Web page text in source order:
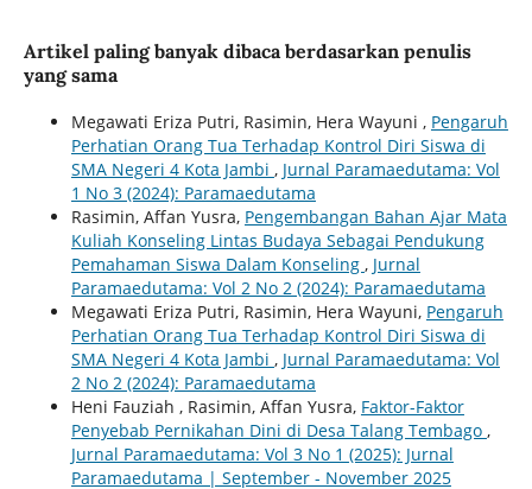
Artikel paling banyak dibaca berdasarkan penulis
yang sama
Megawati Eriza Putri, Rasimin, Hera Wayuni , Pengaruh
Perhatian Orang Tua Terhadap Kontrol Diri Siswa di
SMA Negeri 4 Kota Jambi , Jurnal Paramaedutama: Vol
1 No 3 (2024): Paramaedutama
Rasimin, Affan Yusra, Pengembangan Bahan Ajar Mata
Kuliah Konseling Lintas Budaya Sebagai Pendukung
Pemahaman Siswa Dalam Konseling , Jurnal
Paramaedutama: Vol 2 No 2 (2024): Paramaedutama
Megawati Eriza Putri, Rasimin, Hera Wayuni, Pengaruh
Perhatian Orang Tua Terhadap Kontrol Diri Siswa di
SMA Negeri 4 Kota Jambi , Jurnal Paramaedutama: Vol
2 No 2 (2024): Paramaedutama
Heni Fauziah , Rasimin, Affan Yusra, Faktor-Faktor
Penyebab Pernikahan Dini di Desa Talang Tembago ,
Jurnal Paramaedutama: Vol 3 No 1 (2025): Jurnal
Paramaedutama | September - November 2025